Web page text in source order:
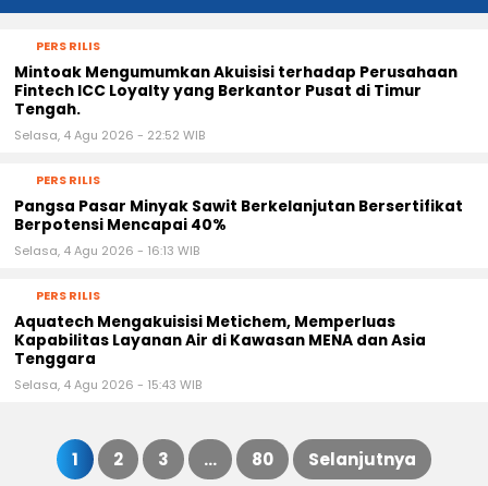
PERS RILIS
Mintoak Mengumumkan Akuisisi terhadap Perusahaan
Fintech ICC Loyalty yang Berkantor Pusat di Timur
Tengah.
Selasa, 4 Agu 2026 - 22:52 WIB
PERS RILIS
Pangsa Pasar Minyak Sawit Berkelanjutan Bersertifikat
Berpotensi Mencapai 40%
Selasa, 4 Agu 2026 - 16:13 WIB
PERS RILIS
Aquatech Mengakuisisi Metichem, Memperluas
Kapabilitas Layanan Air di Kawasan MENA dan Asia
Tenggara
Selasa, 4 Agu 2026 - 15:43 WIB
Paginasi
1 2 3 … 80 Selanjutnya